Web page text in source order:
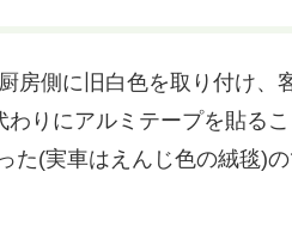
房側に旧白色を取り付け、
りにアルミテープを貼る
た(実車はえんじ色の絨毯)